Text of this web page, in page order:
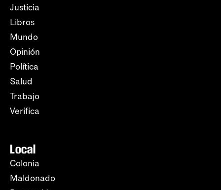
Justicia
Libros
Mundo
Opinión
Política
Salud
Trabajo
Verifica
Local
Colonia
Maldonado